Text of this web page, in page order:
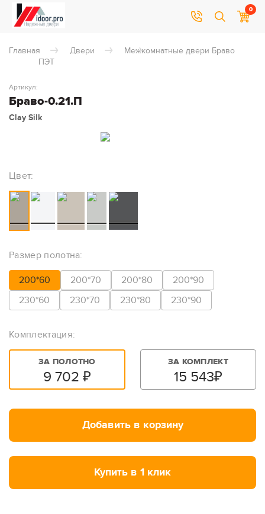
0
Главная Двери
Межкомнатные двери Браво
ПЭТ
Браво-0.21.П
Артикул:
Clay Silk
Цвет:
Размер полотна:
200*60 200*70 200*80
200*90
230*60
230*70 230*80 230*90
Комплектация:
ЗА ПОЛОТНО
9 702 ₽
ЗА КОМПЛЕКТ
15 543₽
Добавить в корзину
Купить в 1 клик